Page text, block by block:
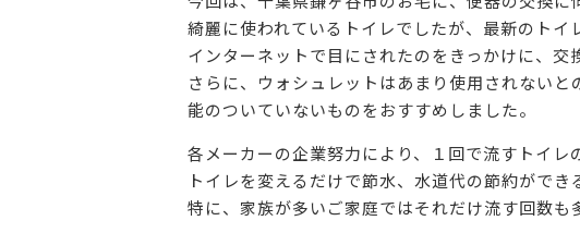
綺麗に使われているトイレでしたが、最新のト
インターネットで目にされたのをきっかけに、交
さらに、ウォシュレットはあまり使用されない
能のついていないものをおすすめしました。
各メーカーの企業努力により、１回で流すトイレ
トイレを変えるだけで節水、水道代の節約ができ
特に、家族が多いご家庭ではそれだけ流す回数